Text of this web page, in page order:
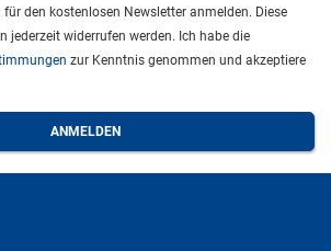
für den kostenlosen Newsletter anmelden. Diese
jederzeit widerrufen werden. Ich habe die
zur Kenntnis genommen und akzeptiere